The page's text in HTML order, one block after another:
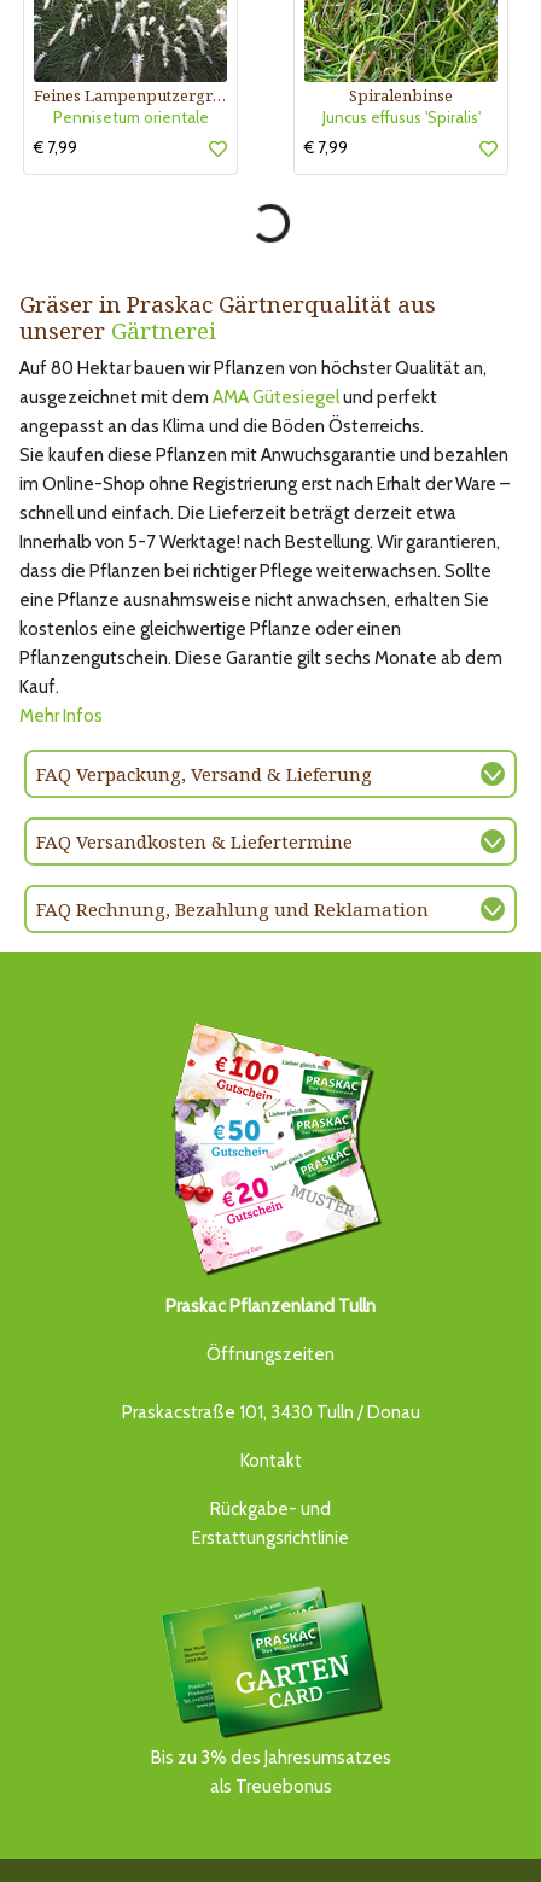
Feines Lampenputzergras
Pennisetum orientale
€ 7,99
Spiralenbinse
Juncus effusus 'Spiralis'
€ 7,99
Gräser in Praskac Gärtnerqualität aus
unserer Gärtnerei
Auf 80 Hektar bauen wir Pflanzen von höchster Qualität an,
ausgezeichnet mit dem AMA Gütesiegelund perfekt
angepasst an das Klima und die Böden Österreichs.
Sie kaufen diese Pflanzen mit Anwuchsgarantie und bezahlen
im Online-Shop ohne Registrierung erst nach Erhalt der Ware –
schnell und einfach. Die Lieferzeit beträgt derzeit etwa
Innerhalb von 5-7 Werktage! nach Bestellung. Wir garantieren,
dass die Pflanzen bei richtiger Pflege weiterwachsen. Sollte
eine Pflanze ausnahmsweise nicht anwachsen, erhalten Sie
kostenlos eine gleichwertige Pflanze oder einen
Pflanzengutschein. Diese Garantie gilt sechs Monate ab dem
Kauf.
Mehr Infos
FAQ Verpackung, Versand & Lieferung
FAQ Versandkosten & Liefertermine
FAQ Rechnung, Bezahlung und Reklamation
Praskac Pflanzenland Tulln
Öffnungszeiten
Praskacstraße 101, 3430 Tulln / Donau
Kontakt
Rückgabe- und
Erstattungsrichtlinie
Bis zu 3% des Jahresumsatzes
als Treuebonus